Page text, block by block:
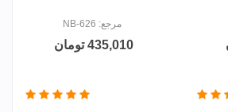
مرجع: NB-626
435,010 تومان